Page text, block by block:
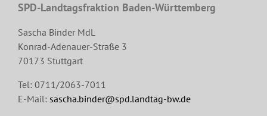
SPD-Landtagsfraktion Baden-Württemberg
Sascha Binder MdL
Konrad-Adenauer-Straße 3
70173 Stuttgart
Tel: 0711/2063-7011
E-Mail: sascha.binder@spd.landtag-bw.de